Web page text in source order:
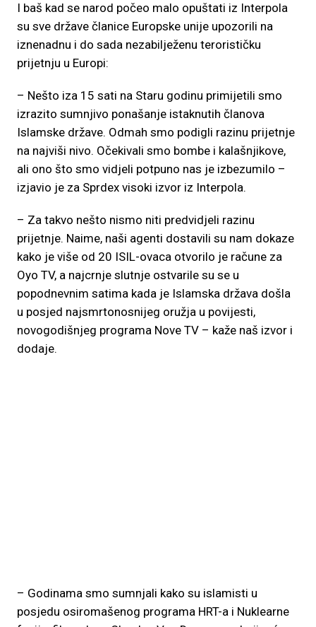
I baš kad se narod počeo malo opuštati iz Interpola
su sve države članice Europske unije upozorili na
iznenadnu i do sada nezabilježenu terorističku
prijetnju u Europi:
– Nešto iza 15 sati na Staru godinu primijetili smo
izrazito sumnjivo ponašanje istaknutih članova
Islamske države. Odmah smo podigli razinu prijetnje
na najviši nivo. Očekivali smo bombe i kalašnjikove,
ali ono što smo vidjeli potpuno nas je izbezumilo –
izjavio je za Sprdex visoki izvor iz Interpola.
– Za takvo nešto nismo niti predvidjeli razinu
prijetnje. Naime, naši agenti dostavili su nam dokaze
kako je više od 20 ISIL-ovaca otvorilo je račune za
Oyo TV, a najcrnje slutnje ostvarile su se u
popodnevnim satima kada je Islamska država došla
u posjed najsmrtonosnijeg oružja u povijesti,
novogodišnjeg programa Nove TV – kaže naš izvor i
dodaje.
– Godinama smo sumnjali kako su islamisti u
posjedu osiromašenog programa HRT-a i Nuklearne